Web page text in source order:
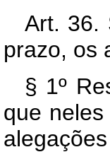
Art. 36.
prazo, os
§ 1º
que